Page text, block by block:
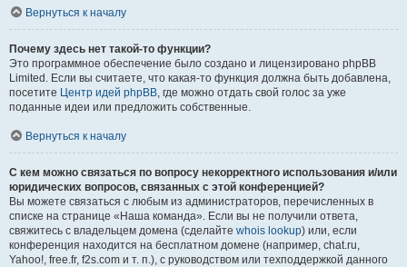
Вернуться к началу
Почему здесь нет такой-то функции?
Это программное обеспечение было создано и лицензировано phpBB
Limited. Если вы считаете, что какая-то функция должна быть добавлена,
посетите Центр идей phpBB, где можно отдать свой голос за уже
поданные идеи или предложить собственные.
Вернуться к началу
С кем можно связаться по вопросу некорректного использования и/или
юридических вопросов, связанных с этой конференцией?
Вы можете связаться с любым из администраторов, перечисленных в
списке на странице «Наша команда». Если вы не получили ответа,
свяжитесь с владельцем домена (сделайте whois lookup) или, если
конференция находится на бесплатном домене (например, chat.ru,
Yahoo!, free.fr, f2s.com и т. п.), с руководством или техподдержкой данного